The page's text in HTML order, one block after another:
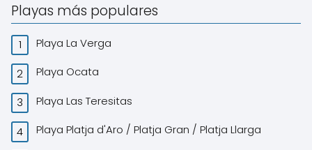
Playas más populares
Playa La Verga
Playa Ocata
Playa Las Teresitas
Playa Platja d'Aro / Platja Gran / Platja Llarga